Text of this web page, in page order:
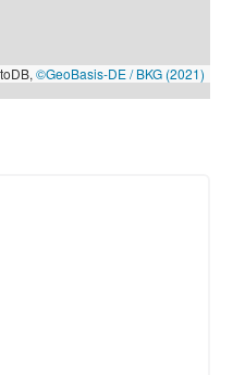
©GeoBasis-DE / BKG (2021)